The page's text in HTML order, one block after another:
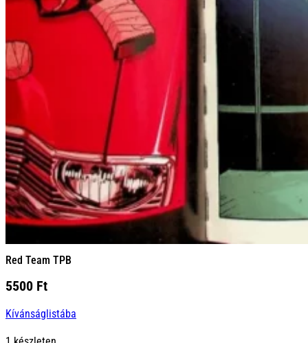
Red Team TPB
5500 Ft
Kívánságlistába